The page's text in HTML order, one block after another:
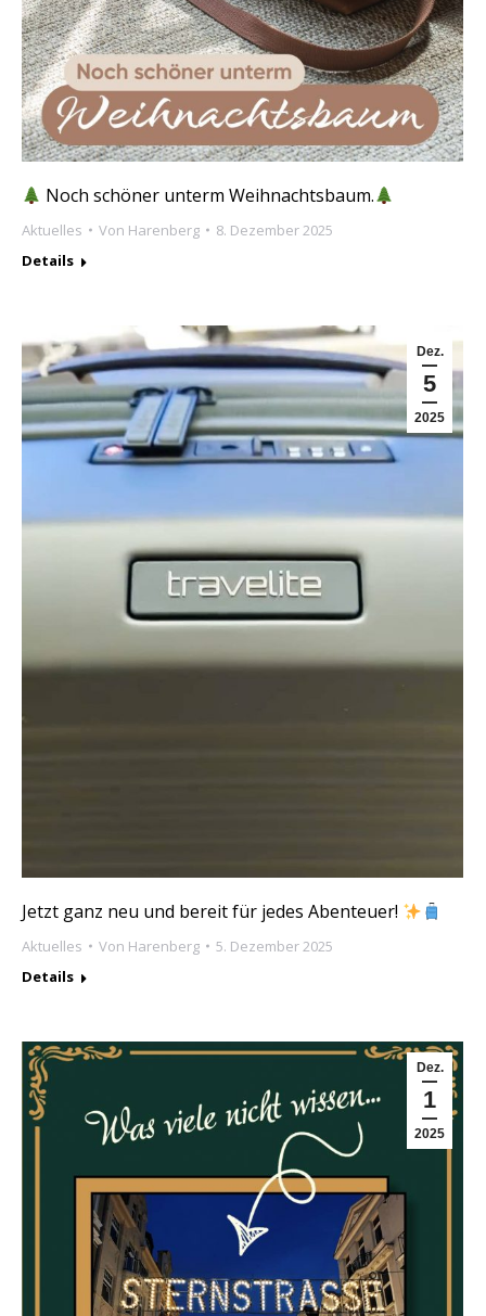
Noch schöner unterm Weihnachtsbaum.
Aktuelles Von Harenberg
8. Dezember 2025
Details
Dez.
5
2025
Jetzt ganz neu und bereit für jedes Abenteuer!
Aktuelles Von Harenberg
5. Dezember 2025
Details
Dez.
1
2025